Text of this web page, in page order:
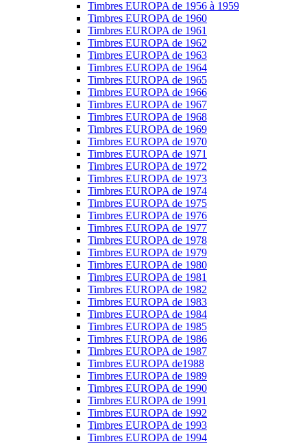
Timbres EUROPA de 1956 à 1959
Timbres EUROPA de 1960
Timbres EUROPA de 1961
Timbres EUROPA de 1962
Timbres EUROPA de 1963
Timbres EUROPA de 1964
Timbres EUROPA de 1965
Timbres EUROPA de 1966
Timbres EUROPA de 1967
Timbres EUROPA de 1968
Timbres EUROPA de 1969
Timbres EUROPA de 1970
Timbres EUROPA de 1971
Timbres EUROPA de 1972
Timbres EUROPA de 1973
Timbres EUROPA de 1974
Timbres EUROPA de 1975
Timbres EUROPA de 1976
Timbres EUROPA de 1977
Timbres EUROPA de 1978
Timbres EUROPA de 1979
Timbres EUROPA de 1980
Timbres EUROPA de 1981
Timbres EUROPA de 1982
Timbres EUROPA de 1983
Timbres EUROPA de 1984
Timbres EUROPA de 1985
Timbres EUROPA de 1986
Timbres EUROPA de 1987
Timbres EUROPA de1988
Timbres EUROPA de 1989
Timbres EUROPA de 1990
Timbres EUROPA de 1991
Timbres EUROPA de 1992
Timbres EUROPA de 1993
Timbres EUROPA de 1994